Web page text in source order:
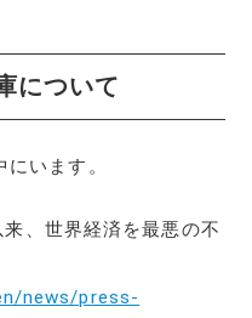
について
います。
、世界経済を最悪の不
news/press-